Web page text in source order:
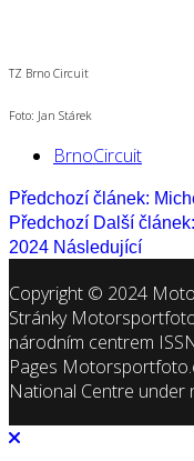
TZ Brno Circuit
Foto: Jan Stárek
BrnoCircuit
Předchozí článek:
Předchozí Další
2024 Následující
Copyright © 2024
Stránky
národním centrem
Pages
National Centre under